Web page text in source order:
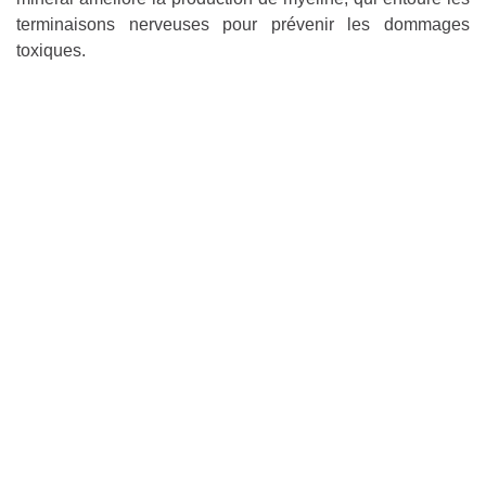
terminaisons nerveuses pour prévenir les dommages
toxiques.